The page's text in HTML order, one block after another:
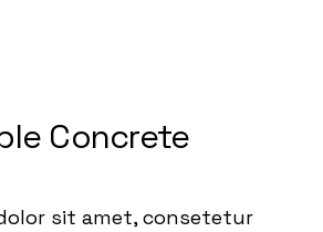
Concrete
sit amet, consetetur